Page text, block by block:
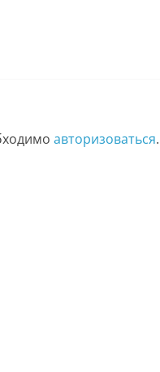
авторизоваться.